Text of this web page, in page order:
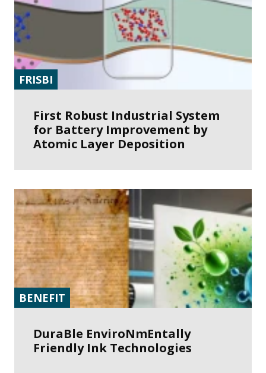
FRISBI
First Robust Industrial System
for Battery Improvement by
Atomic Layer Deposition
BENEFIT
DuraBle EnviroNmEntally
Friendly Ink Technologies